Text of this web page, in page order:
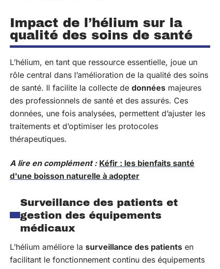
Impact de l’hélium sur la
qualité des soins de santé
L’hélium, en tant que ressource essentielle, joue un
rôle central dans l’amélioration de la qualité des soins
de santé. Il facilite la collecte de données majeures
des professionnels de santé et des assurés. Ces
données, une fois analysées, permettent d’ajuster les
traitements et d’optimiser les protocoles
thérapeutiques.
A lire en complément : Kéfir : les bienfaits santé
d'une boisson naturelle à adopter
Surveillance des patients et
gestion des équipements
médicaux
L’hélium améliore la surveillance des patients en
facilitant le fonctionnement continu des équipements